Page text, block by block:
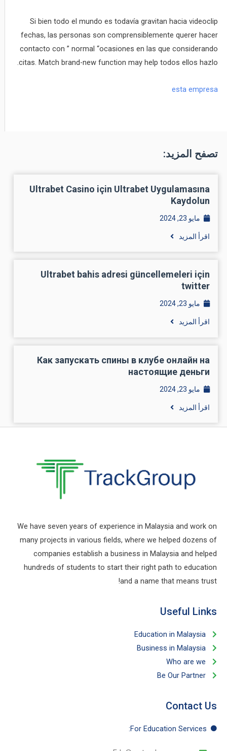
Si bien todo el mundo es todavía gravitan hacia videoclip
fechas, las personas son comprensiblemente querer hacer
contacto con ” normal “ocasiones en las que considerando
citas. Match brand-new function may help todos ellos hazlo.
esta empresa
تصفح المزيد:
Ultrabet Casino için Ultrabet Uygulamasına
Kaydolun
مايو 23, 2024
اقرأ المزيد
Ultrabet bahis adresi güncellemeleri için
twitter
مايو 23, 2024
اقرأ المزيد
Как запускать спины в клубе онлайн на
настоящие деньги
مايو 23, 2024
اقرأ المزيد
We have seven years of experience in Malaysia and work on
many projects in various fields, where we helped dozens of
companies establish a business in Malaysia and helped
hundreds of students to start their right path to education
and a name that means trust!
Useful Links​
Education in Malaysia
Business in Malaysia​
Who are we
Be Our Partner​
Contact Us
For Education​ Services: